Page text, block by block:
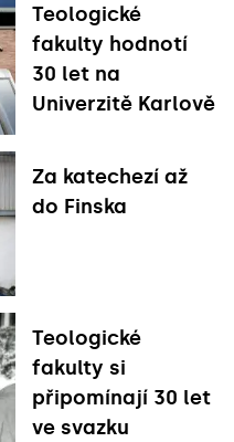
Teologické
fakulty hodnotí
30 let na
Univerzitě Karlově
Za katechezí až
do Finska
Teologické
fakulty si
připomínají 30 let
ve svazku